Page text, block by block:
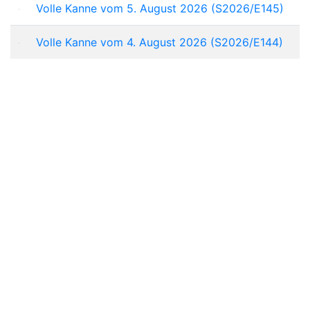
Volle Kanne vom 5. August 2026 (S2026/E145)
Volle Kanne vom 4. August 2026 (S2026/E144)